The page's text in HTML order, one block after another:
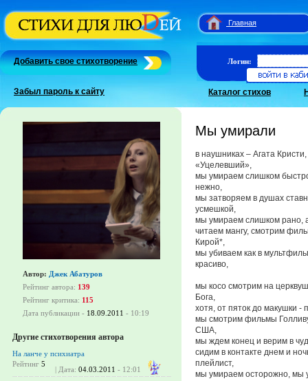
Главная
Добавить свое стихотворение
Забыл пароль к сайту
Логин:
Каталог стихов
Автор: Джек Абатуров
Рейтинг автора: 139
Рейтинг критика: 115
Дата публикации - 18.09.2011 - 10:19
Другие стихотворения автора
На ланче у психиатра
Рейтинг 5
| Дата: 04.03.2011 - 12:01
Мы умирали
в наушниках – Агата
«Уцелевший»,
мы умираем слишком
нежно,
мы затворяем в душах
усмешкой,
мы умираем слишком рано,
читаем мангу, смотрим
Кирой*,
мы убиваем как в
красиво,
мы косо смотрим на
Бога,
хотя, от пяток до макушки -
мы смотрим фильмы
США,
мы ждем конец и верим в
сидим в контакте днем и
плейлист,
мы умираем осторожно, мы